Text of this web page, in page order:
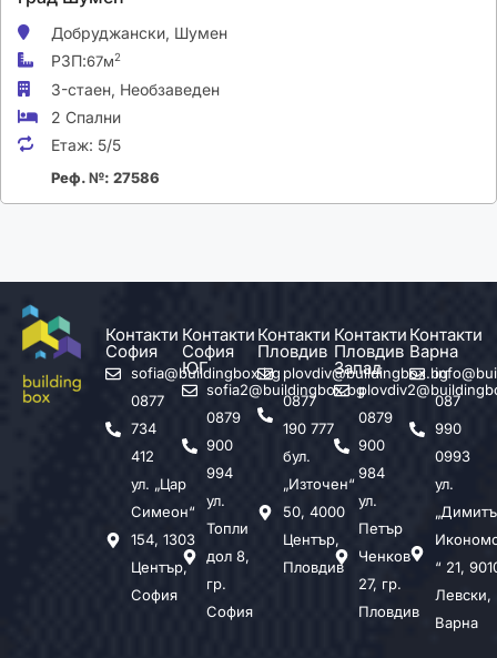
Добруджански, Шумен
РЗП:67м2
3-стаен, Необзаведен
2 Спални
Етаж: 5/5
Реф. №: 27586
Контакти
София
sofia@buildingbox.bg
0877
734
412
ул. „Цар
Симеон“
154, 1303
Център,
София
Контакти
София
ЮГ
sofia2@buildingbox.bg
0879
900
994
ул.
Топли
дол 8,
гр.
София
Контакти
Пловдив
plovdiv@buildingbox.bg
0877
190 777
бул.
„Източен“
50, 4000
Център,
Пловдив
Контакти
Пловдив
Запад
0879
900
984
ул.
Петър
Ченков
27, гр.
Пловдив
Контакти
Варна
087
990
0993
ул.
“ 21,
Левски,
Варна